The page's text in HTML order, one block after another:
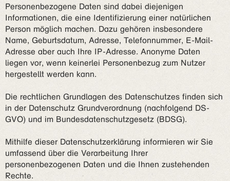
Personenbezogene Daten sind dabei diejenigen
Informationen, die eine Identifizierung einer natürlichen
Person möglich machen. Dazu gehören insbesondere
Name, Geburtsdatum, Adresse, Telefonnummer, E-Mail-
Adresse aber auch Ihre IP-Adresse. Anonyme Daten
liegen vor, wenn keinerlei Personenbezug zum Nutzer
hergestellt werden kann.
Die rechtlichen Grundlagen des Datenschutzes finden sich
in der Datenschutz Grundverordnung (nachfolgend DS-
GVO) und im Bundesdatenschutzgesetz (BDSG).
Mithilfe dieser Datenschutzerklärung informieren wir Sie
umfassend über die Verarbeitung Ihrer
personenbezogenen Daten und die Ihnen zustehenden
Rechte.